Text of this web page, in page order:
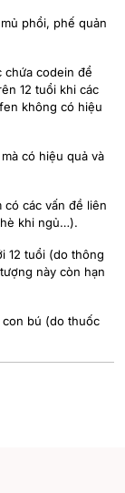
phổi, phế quản
chứa codein để
12 tuổi khi các
không có hiệu
có hiệu quả và
các vấn đề liên
khi ngủ…).
12 tuổi (do thông
này còn hạn
bú (do thuốc